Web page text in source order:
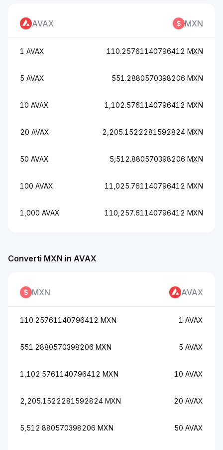
AVAX MXN
1 AVAX 110.25761140796412 MXN
5 AVAX 551.2880570398206 MXN
10 AVAX 1,102.5761140796412 MXN
20 AVAX 2,205.1522281592824 MXN
50 AVAX 5,512.880570398206 MXN
100 AVAX 11,025.761140796412 MXN
1,000 AVAX 110,257.61140796412 MXN
Converti MXN in AVAX
MXN AVAX
110.25761140796412 MXN 1 AVAX
551.2880570398206 MXN 5 AVAX
1,102.5761140796412 MXN 10 AVAX
2,205.1522281592824 MXN 20 AVAX
5,512.880570398206 MXN 50 AVAX